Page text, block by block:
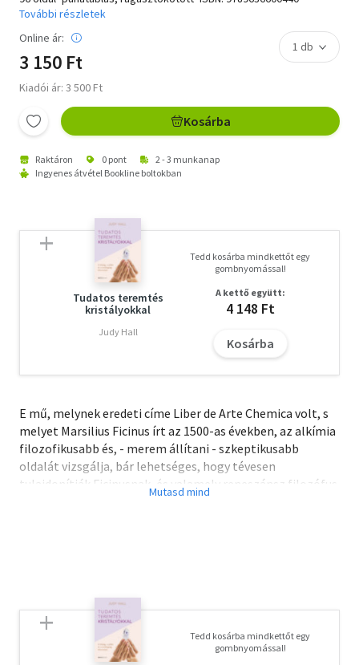
További részletek
Online ár:
3 150 Ft
Kiadói ár: 3 500 Ft
Kosárba
Raktáron 0 pont
2 - 3 munkanap
Ingyenes átvétel Bookline boltokban
Tudatos teremtés
kristályokkal
Judy Hall
Tedd kosárba mindkettőt egy
gombnyomással!
A kettő együtt:
4 148 Ft
Kosárba
E mű, melynek eredeti címe Liber de Arte Chemica volt, s
melyet Marsilius Ficinus írt az 1500-as években, az alkímia
filozofikusabb és, - merem állítani - szkeptikusabb
oldalát vizsgálja, bár lehetséges, hogy tévesen
tulajdonítják Ficinusnak, és valamely reneszánsz filozófus
A mű a középkori alkímiai irodalom remekei közé tartozik.
Tedd kosárba mindkettőt egy
gombnyomással!